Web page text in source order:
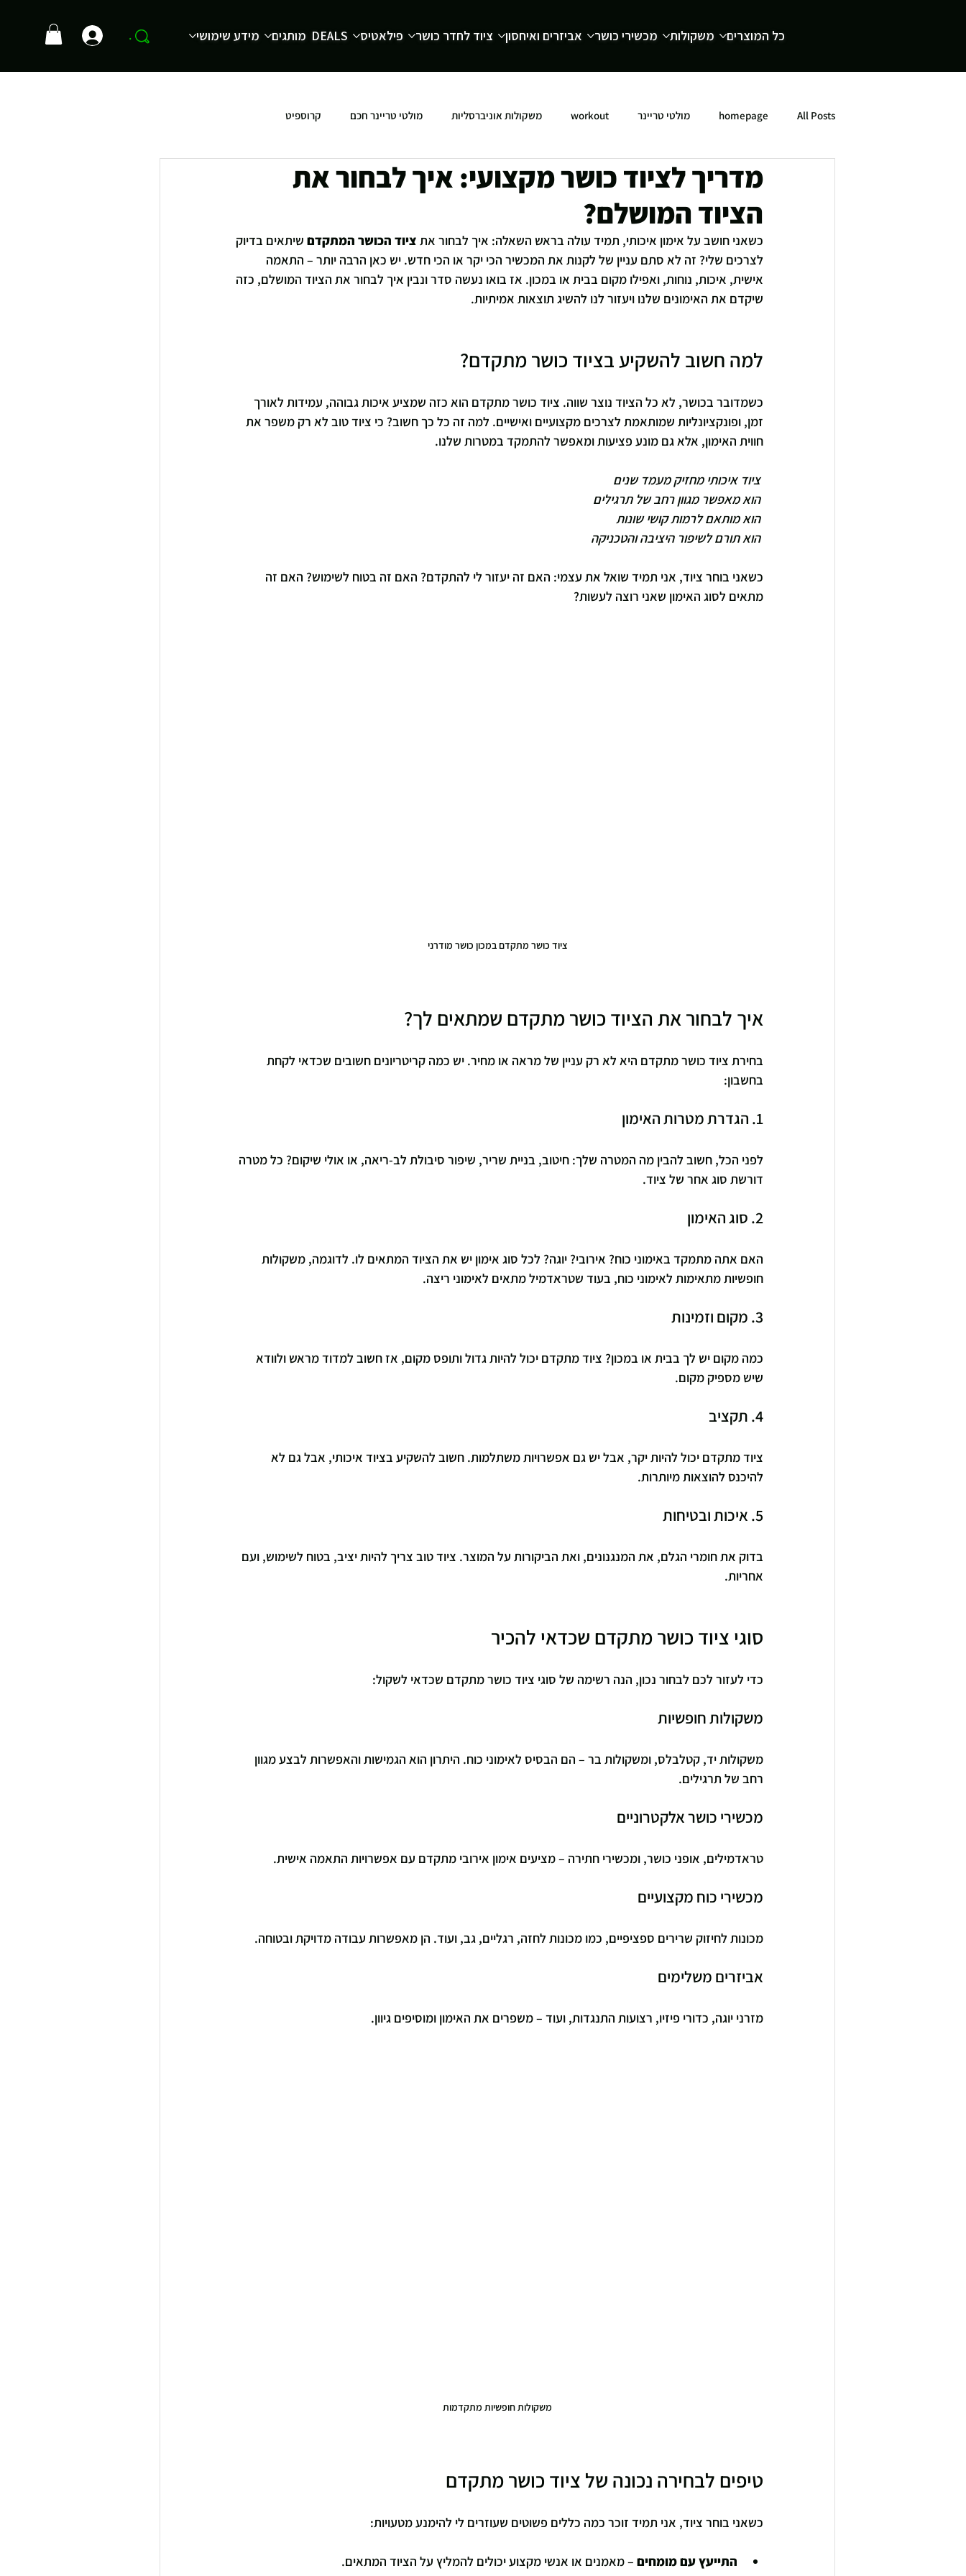
כל המוצרים משקולות מכשירי כושר אביזרים ואיחסון ציוד לחדר כושר פילאטיס DEALS מותגים מידע שימושי .
All Posts
homepage מולטי טריינר workout משקולות אוניברסליות מולטי טריינר חכם קרוספיט
מדריך לציוד כושר מקצועי: איך לבחור את
הציוד המושלם?
כשאני חושב על אימון איכותי, תמיד עולה בראש השאלה: איך לבחור את ציוד הכושר המתקדם שיתאים בדיוק
לצרכים שלי? זה לא סתם עניין של לקנות את המכשיר הכי יקר או הכי חדש. יש כאן הרבה יותר – התאמה
אישית, איכות, נוחות, ואפילו מקום בבית או במכון. אז בואו נעשה סדר ונבין איך לבחור את הציוד המושלם, כזה
שיקדם את האימונים שלנו ויעזור לנו להשיג תוצאות אמיתיות.
למה חשוב להשקיע בציוד כושר מתקדם?
כשמדובר בכושר, לא כל הציוד נוצר שווה. ציוד כושר מתקדם הוא כזה שמציע איכות גבוהה, עמידות לאורך
זמן, ופונקציונליות שמותאמת לצרכים מקצועיים ואישיים. למה זה כל כך חשוב? כי ציוד טוב לא רק משפר את
חווית האימון, אלא גם מונע פציעות ומאפשר להתמקד במטרות שלנו.
ציוד איכותי מחזיק מעמד שנים
הוא מאפשר מגוון רחב של תרגילים
הוא מותאם לרמות קושי שונות
הוא תורם לשיפור היציבה והטכניקה
כשאני בוחר ציוד, אני תמיד שואל את עצמי: האם זה יעזור לי להתקדם? האם זה בטוח לשימוש? האם זה
מתאים לסוג האימון שאני רוצה לעשות?
ציוד כושר מתקדם במכון כושר מודרני
איך לבחור את הציוד כושר מתקדם שמתאים לך?
בחירת ציוד כושר מתקדם היא לא רק עניין של מראה או מחיר. יש כמה קריטריונים חשובים שכדאי לקחת
בחשבון:
1. הגדרת מטרות האימון
לפני הכל, חשוב להבין מה המטרה שלך: חיטוב, בניית שריר, שיפור סיבולת לב-ריאה, או אולי שיקום? כל מטרה
דורשת סוג אחר של ציוד.
2. סוג האימון
האם אתה מתמקד באימוני כוח? אירובי? יוגה? לכל סוג אימון יש את הציוד המתאים לו. לדוגמה, משקולות
חופשיות מתאימות לאימוני כוח, בעוד שטראדמיל מתאים לאימוני ריצה.
3. מקום וזמינות
כמה מקום יש לך בבית או במכון? ציוד מתקדם יכול להיות גדול ותופס מקום, אז חשוב למדוד מראש ולוודא
שיש מספיק מקום.
4. תקציב
ציוד מתקדם יכול להיות יקר, אבל יש גם אפשרויות משתלמות. חשוב להשקיע בציוד איכותי, אבל גם לא
להיכנס להוצאות מיותרות.
5. איכות ובטיחות
בדוק את חומרי הגלם, את המנגנונים, ואת הביקורות על המוצר. ציוד טוב צריך להיות יציב, בטוח לשימוש, ועם
אחריות.
סוגי ציוד כושר מתקדם שכדאי להכיר
כדי לעזור לכם לבחור נכון, הנה רשימה של סוגי ציוד כושר מתקדם שכדאי לשקול:
משקולות חופשיות
משקולות יד, קטלבלס, ומשקולות בר – הם הבסיס לאימוני כוח. היתרון הוא הגמישות והאפשרות לבצע מגוון
רחב של תרגילים.
מכשירי כושר אלקטרוניים
טראדמילים, אופני כושר, ומכשירי חתירה – מציעים אימון אירובי מתקדם עם אפשרויות התאמה אישית.
מכשירי כוח מקצועיים
מכונות לחיזוק שרירים ספציפיים, כמו מכונות לחזה, רגליים, גב, ועוד. הן מאפשרות עבודה מדויקת ובטוחה.
אביזרים משלימים
מזרני יוגה, כדורי פיזיו, רצועות התנגדות, ועוד – משפרים את האימון ומוסיפים גיוון.
משקולות חופשיות מתקדמות
טיפים לבחירה נכונה של ציוד כושר מתקדם
כשאני בוחר ציוד, אני תמיד זוכר כמה כללים פשוטים שעוזרים לי להימנע מטעויות:
התייעץ עם מומחים – מאמנים או אנשי מקצוע יכולים להמליץ על הציוד המתאים.